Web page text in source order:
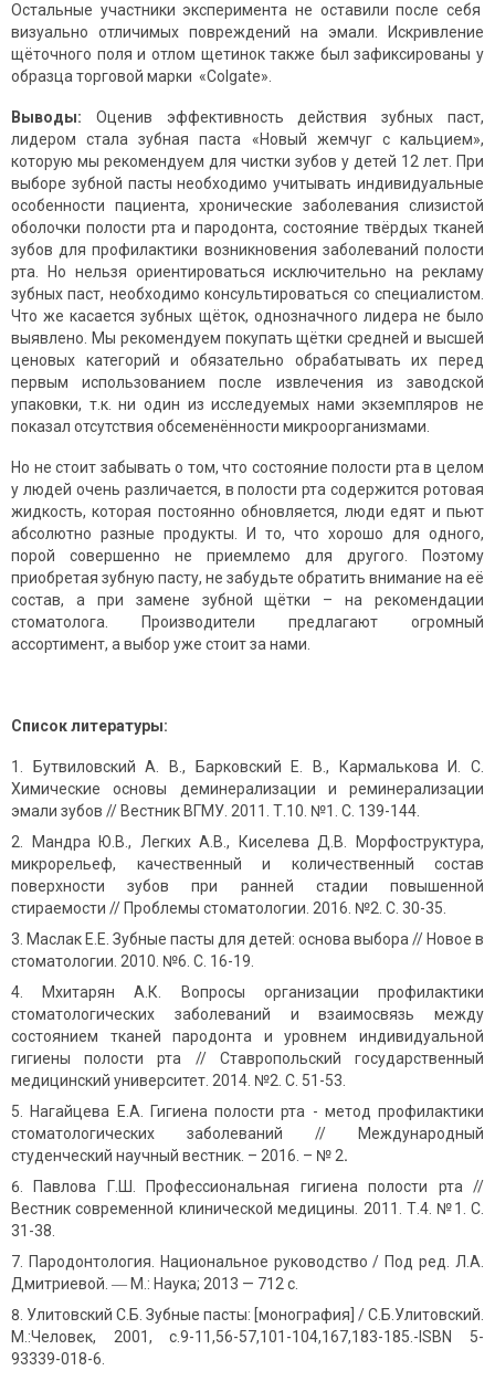
Остальные участники эксперимента не оставили после себя
визуально отличимых повреждений на эмали. Искривление
щёточного поля и отлом щетинок также был зафиксированы у
образца торговой марки «Colgate».
Выводы: Оценив эффективность действия зубных паст,
лидером стала зубная паста «Новый жемчуг с кальцием»,
которую мы рекомендуем для чистки зубов у детей 12 лет. При
выборе зубной пасты необходимо учитывать индивидуальные
особенности пациента, хронические заболевания слизистой
оболочки полости рта и пародонта, состояние твёрдых тканей
зубов для профилактики возникновения заболеваний полости
рта. Но нельзя ориентироваться исключительно на рекламу
зубных паст, необходимо консультироваться со специалистом.
Что же касается зубных щёток, однозначного лидера не было
выявлено. Мы рекомендуем покупать щётки средней и высшей
ценовых категорий и обязательно обрабатывать их перед
первым использованием после извлечения из заводской
упаковки, т.к. ни один из исследуемых нами экземпляров не
показал отсутствия обсеменённости микроорганизмами.
Но не стоит забывать о том, что состояние полости рта в целом
у людей очень различается, в полости рта содержится ротовая
жидкость, которая постоянно обновляется, люди едят и пьют
абсолютно разные продукты. И то, что хорошо для одного,
порой совершенно не приемлемо для другого. Поэтому
приобретая зубную пасту, не забудьте обратить внимание на её
состав, а при замене зубной щётки – на рекомендации
стоматолога. Производители предлагают огромный
ассортимент, а выбор уже стоит за нами.
Список литературы:
Бутвиловский А. В., Барковский Е. В., Кармалькова И. С.
Химические основы деминерализации и реминерализации
эмали зубов // Вестник ВГМУ. 2011. Т.10. №1. С. 139-144.
Мандра Ю.В., Легких А.В., Киселева Д.В. Морфоструктура,
микрорельеф, качественный и количественный состав
поверхности зубов при ранней стадии повышенной
стираемости // Проблемы стоматологии. 2016. №2. С. 30-35.
Маслак Е.Е. Зубные пасты для детей: основа выбора // Новое в
стоматологии. 2010. №6. С. 16-19.
Мхитарян А.К. Вопросы организации профилактики
стоматологических заболеваний и взаимосвязь между
состоянием тканей пародонта и уровнем индивидуальной
гигиены полости рта // Ставропольский государственный
медицинский университет. 2014. №2. С. 51-53.
Нагайцева Е.А. Гигиена полости рта - метод профилактики
стоматологических заболеваний // Международный
студенческий научный вестник. – 2016. – № 2.
Павлова Г.Ш. Профессиональная гигиена полости рта //
Вестник современной клинической медицины. 2011. Т.4. №1. С.
31-38.
Пародонтология. Национальное руководство / Под ред. Л.А.
Дмитриевой. ― М.: Наука; 2013 — 712 с.
Улитовский С.Б. Зубные пасты: [монография] / С.Б.Улитовский.
М.:Человек, 2001, с.9-11,56-57,101-104,167,183-185.-ISBN 5-
93339-018-6.